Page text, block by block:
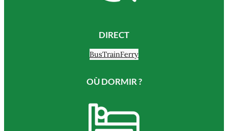
DIRECT
BusTrainFerry
OÙ DORMIR ?